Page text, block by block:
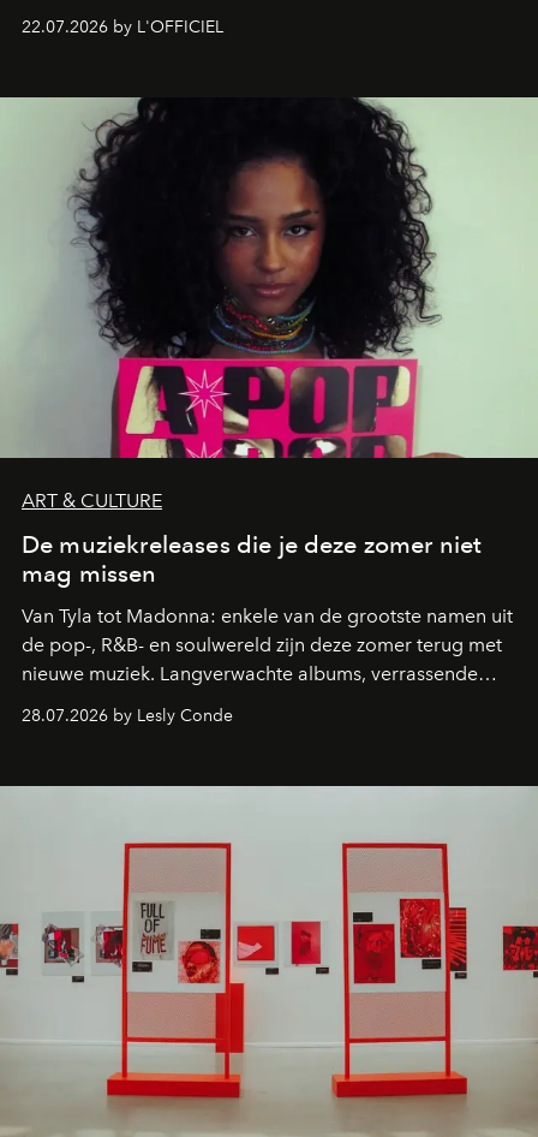
zestig, een Japanse hotspot die na zonsondergang
verandert in een bruisende ontmoetingsplek en de
neerstrijkt in Saint-Tropez. Dit zijn de nieuwe adressen
die deze zomer de toon zetten, van lange lunches tot
zwoele nachten.
22.07.2026 by L'OFFICIEL
ART & CULTURE
De muziekreleases die je deze zomer niet
mag missen
Van Tyla tot Madonna: enkele van de grootste namen uit
de pop-, R&B- en soulwereld zijn deze zomer terug met
nieuwe muziek. Langverwachte albums, verrassende
comebacks en veelbelovende nieuwe projecten: dit zijn
de releases die je niet mag missen.
28.07.2026 by Lesly Conde